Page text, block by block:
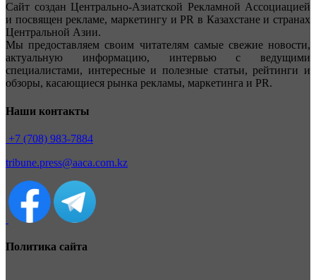
Сайт создан Центрально-Азиатской Рекламной Ассоциацией
и посвящен рекламе, маркетингу и PR в Казахстане и странах
Центральной Азии.
Мы предоставляем своим читателям самые свежие новости,
актуальную информацию, интервью с ведущими
специалистами, интересные и полезные статьи, рейтинги и
обзоры, касающиеся рынка рекламы, маркетинга и PR.
Наши контакты
+7 (708) 983-7884
tribune.press@aaca.com.kz
Политика сайта